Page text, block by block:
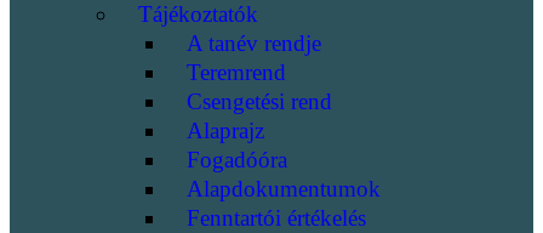
Tájékoztatók
A tanév rendje
Teremrend
Csengetési rend
Alaprajz
Fogadóóra
Alapdokumentumok
Fenntartói értékelés